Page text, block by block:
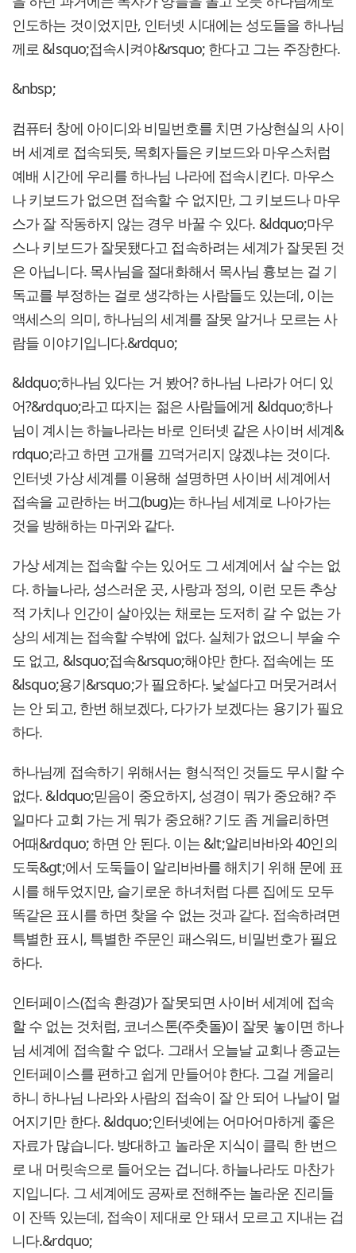
인도하는 것이었지만, 인터넷 시대에는 성도들을 하나님
께로 &lsquo;접속시켜야&rsquo; 한다고 그는 주장한다.
&nbsp;
컴퓨터 창에 아이디와 비밀번호를 치면 가상현실의 사이
버 세계로 접속되듯, 목회자들은 키보드와 마우스처럼
예배 시간에 우리를 하나님 나라에 접속시킨다. 마우스
나 키보드가 없으면 접속할 수 없지만, 그 키보드나 마우
스가 잘 작동하지 않는 경우 바꿀 수 있다. &ldquo;마우
스나 키보드가 잘못됐다고 접속하려는 세계가 잘못된 것
은 아닙니다. 목사님을 절대화해서 목사님 흉보는 걸 기
독교를 부정하는 걸로 생각하는 사람들도 있는데, 이는
액세스의 의미, 하나님의 세계를 잘못 알거나 모르는 사
람들 이야기입니다.&rdquo;
&ldquo;하나님 있다는 거 봤어? 하나님 나라가 어디 있
어?&rdquo;라고 따지는 젊은 사람들에게 &ldquo;하나
님이 계시는 하늘나라는 바로 인터넷 같은 사이버 세계&
rdquo;라고 하면 고개를 끄덕거리지 않겠냐는 것이다.
인터넷 가상 세계를 이용해 설명하면 사이버 세계에서
접속을 교란하는 버그(bug)는 하나님 세계로 나아가는
것을 방해하는 마귀와 같다.
가상 세계는 접속할 수는 있어도 그 세계에서 살 수는 없
다. 하늘나라, 성스러운 곳, 사랑과 정의, 이런 모든 추상
적 가치나 인간이 살아있는 채로는 도저히 갈 수 없는 가
상의 세계는 접속할 수밖에 없다. 실체가 없으니 부술 수
도 없고, &lsquo;접속&rsquo;해야만 한다. 접속에는 또
&lsquo;용기&rsquo;가 필요하다. 낯설다고 머뭇거려서
는 안 되고, 한번 해보겠다, 다가가 보겠다는 용기가 필요
하다.
하나님께 접속하기 위해서는 형식적인 것들도 무시할 수
없다. &ldquo;믿음이 중요하지, 성경이 뭐가 중요해? 주
일마다 교회 가는 게 뭐가 중요해? 기도 좀 게을리하면
어때&rdquo; 하면 안 된다. 이는 &lt;알리바바와 40인의
도둑&gt;에서 도둑들이 알리바바를 해치기 위해 문에 표
시를 해두었지만, 슬기로운 하녀처럼 다른 집에도 모두
똑같은 표시를 하면 찾을 수 없는 것과 같다. 접속하려면
특별한 표시, 특별한 주문인 패스워드, 비밀번호가 필요
하다.
인터페이스(접속 환경)가 잘못되면 사이버 세계에 접속
할 수 없는 것처럼, 코너스톤(주춧돌)이 잘못 놓이면 하나
님 세계에 접속할 수 없다. 그래서 오늘날 교회나 종교는
인터페이스를 편하고 쉽게 만들어야 한다. 그걸 게을리
하니 하나님 나라와 사람의 접속이 잘 안 되어 나날이 멀
어지기만 한다. &ldquo;인터넷에는 어마어마하게 좋은
자료가 많습니다. 방대하고 놀라운 지식이 클릭 한 번으
로 내 머릿속으로 들어오는 겁니다. 하늘나라도 마찬가
지입니다. 그 세계에도 공짜로 전해주는 놀라운 진리들
이 잔뜩 있는데, 접속이 제대로 안 돼서 모르고 지내는 겁
니다.&rdquo;